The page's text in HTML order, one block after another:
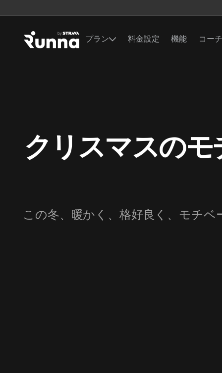
プラン 料金設定 機能 コー
クリスマスの
この冬、暖かく、格好良く、モチ